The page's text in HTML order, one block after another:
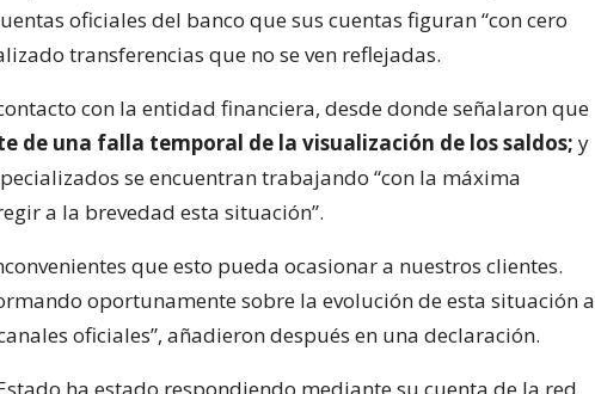
oficiales del banco que sus cuentas figuran “con cero
transferencias que no se ven reflejadas.
con la entidad financiera, desde donde señalaron que
de una falla temporal de la visualización de los saldos; y
se encuentran trabajando “con la máxima
a la brevedad esta situación”.
que esto pueda ocasionar a nuestros clientes.
oportunamente sobre la evolución de esta situación a
oficiales”, añadieron después en una declaración.
ha estado respondiendo mediante su cuenta de la red